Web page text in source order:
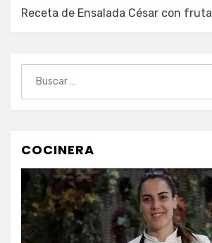
Receta de Ensalada César con fruta
COCINERA